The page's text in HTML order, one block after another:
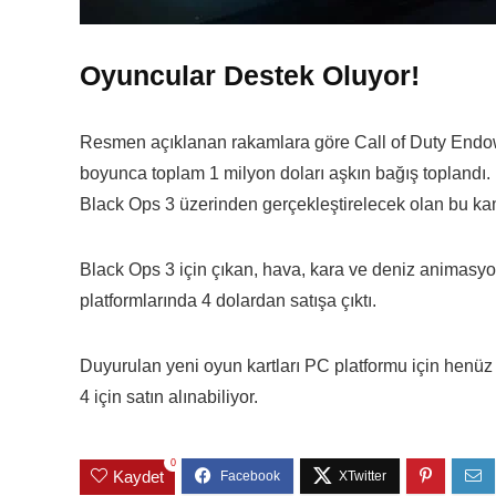
Oyuncular Destek Oluyor!
Resmen açıklanan rakamlara göre Call of Duty
boyunca toplam 1 milyon doları aşkın bağış
Black Ops 3 üzerinden gerçekleştirelecek olan bu
Black Ops 3 için çıkan, hava, kara ve deniz
platformlarında 4 dolardan satışa çıktı.
Duyurulan yeni oyun kartları PC platformu için
4 için satın alınabiliyor.
Kaydet
0